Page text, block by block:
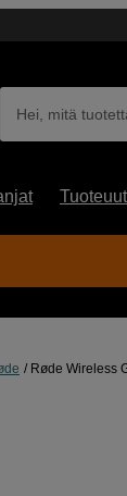
Hei, mitä
Røde Wireless